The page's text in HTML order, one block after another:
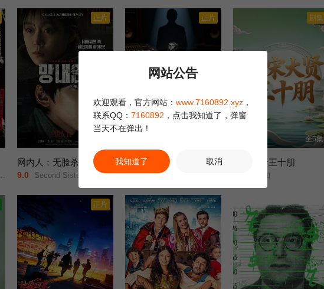
正片
网内人：无脸杀手
9.0 Second Sister/
正片
乙歌曲背后的故事第二季
5.0 Behind.the.Song.S02/
剧集
全6集
南宋大贤王十朋
未知
正片
网站公告
欢迎观看，官方网站： www.7160892.xyz ，
联系QQ： 7160892 ，点击我知道了，弹窗
当天不在弹出！
我知道了 取消